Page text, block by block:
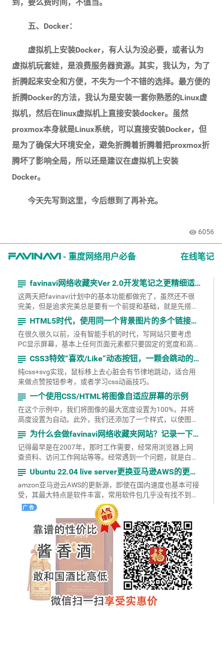
到，要么费时间，不值当。
五、Docker：
虚拟机上安装Docker，有人认为没必要，或者认为
虚拟机玩套娃，是浪费服务器资源。其实，我认为，为了
折腾起来安全和方便，不失为一个不错的选择。最方便的
折腾Docker的方法，我认为是安装一套你熟悉的Linux虚
拟机，然后在linux虚拟机上直接安装docker。虽然
proxmox本身就是Linux系统，可以直接安装Docker，但
是为了确保大环境安全，避免折腾着折腾着把proxmox折
腾坏了影响全局，所以还是建议在虚拟机上安装
Docker。
今天先写到这里，今后想到了再补充。
visibility 6056
favinavi - 重度网络用户必备 在线笔记
subject favinavi网络收藏夹Ver 2.0开发笔记之更精细适配各类屏幕
这两天把favinavi计划中的基本功能都做完了，虽然还不很
完美，但是追求完美总是要有一个前提和基础，就是先搭好
框架。 目前来看，favinavi的基本框架就...
subject HTML5时代，使用同一个背景图片的多个链接自动适配不同屏幕宽度的一种方法
在很久很久以前，没有智能手机的时代，写网站只要考虑
PC显示屏幕，基本上任何页面元素都只要固定的宽度和高
度，比较好处理。 为了提高页面的加载速度，讲究点的方法
是...
subject CSS3特效“喜欢/Like”动态按钮，一颗会跳动的心脏
纯css+svg实现，鼠标移上去心脏会有节律地跳动，适合用
来做点赞按钮参考，或者学习css动画技巧。
subject 一个使用CSS/HTML将图像自适应屏幕的示例
在这个示例中，我们将图像的最大宽度设置为100%，并将
高度设置为自动。此外，我们还添加了一个样式，以使图像
居中于其容器元素中。这将确保图像在不同大小的屏幕上都
能...
subject 为什么会做favinavi网络收藏夹网站？记录一下心路历程
记得最早是在2007年，那时工作需要，经常用浏览器上网
查资料、访问工作网站等等。经常遇到一个问题，就是白天
工作时看到一个网站的某篇文章很有用，在浏览器设为了书
签...
subject Ubuntu 22.04 live server更换亚马逊AWS的更新源
amzon亚马逊云AWS的更新源，即使在国内速度也基本可接
受，其最大特点是软件丰富，常用软件包几乎没有找不到
的。 具体步骤如下：